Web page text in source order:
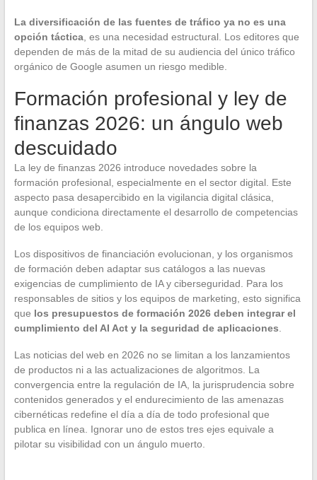
La diversificación de las fuentes de tráfico ya no es una
opción táctica, es una necesidad estructural. Los editores que
dependen de más de la mitad de su audiencia del único tráfico
orgánico de Google asumen un riesgo medible.
Formación profesional y ley de
finanzas 2026: un ángulo web
descuidado
La ley de finanzas 2026 introduce novedades sobre la
formación profesional, especialmente en el sector digital. Este
aspecto pasa desapercibido en la vigilancia digital clásica,
aunque condiciona directamente el desarrollo de competencias
de los equipos web.
Los dispositivos de financiación evolucionan, y los organismos
de formación deben adaptar sus catálogos a las nuevas
exigencias de cumplimiento de IA y ciberseguridad. Para los
responsables de sitios y los equipos de marketing, esto significa
que los presupuestos de formación 2026 deben integrar el
cumplimiento del AI Act y la seguridad de aplicaciones.
Las noticias del web en 2026 no se limitan a los lanzamientos
de productos ni a las actualizaciones de algoritmos. La
convergencia entre la regulación de IA, la jurisprudencia sobre
contenidos generados y el endurecimiento de las amenazas
cibernéticas redefine el día a día de todo profesional que
publica en línea. Ignorar uno de estos tres ejes equivale a
pilotar su visibilidad con un ángulo muerto.